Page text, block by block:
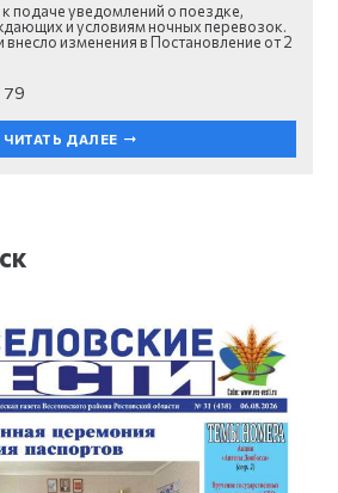
подаче уведомлений о поездке,
и условиям ночных перевозок.
внесло изменения в Постановление от 2
79
ЧИТАТЬ ДАЛЕЕ